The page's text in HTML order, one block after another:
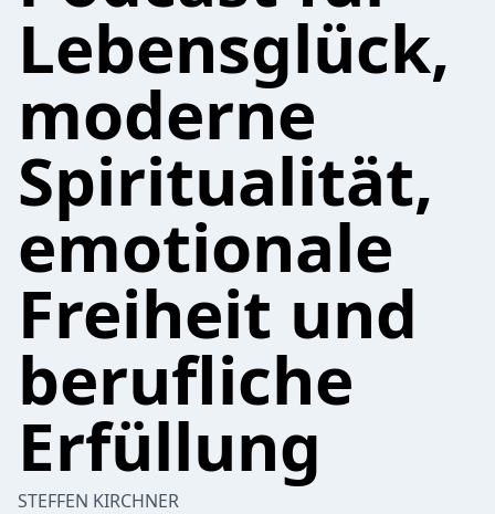
Lebensglück,
moderne
Spiritualität,
emotionale
Freiheit und
berufliche
Erfüllung
STEFFEN KIRCHNER